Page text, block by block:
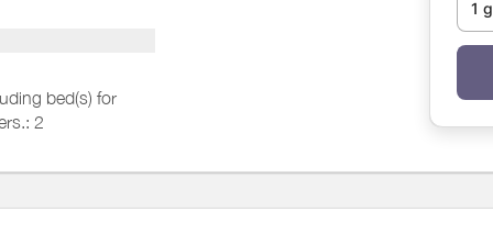
chambre
bed(s) for
2
1
1